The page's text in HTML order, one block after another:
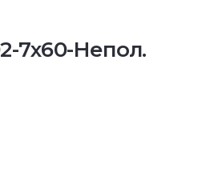
7x60-Непол.